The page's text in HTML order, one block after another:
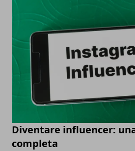
Diventare influencer:
completa